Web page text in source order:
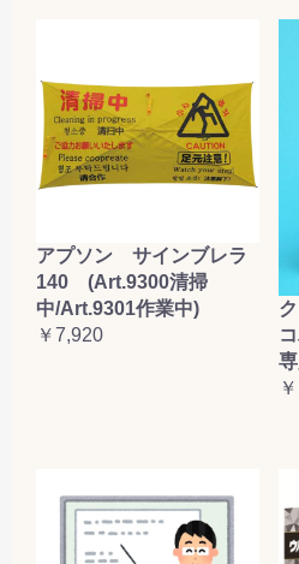
アプソン サインブレラ
140 (Art.9300清掃
中/Art.9301作業中)
￥7,920